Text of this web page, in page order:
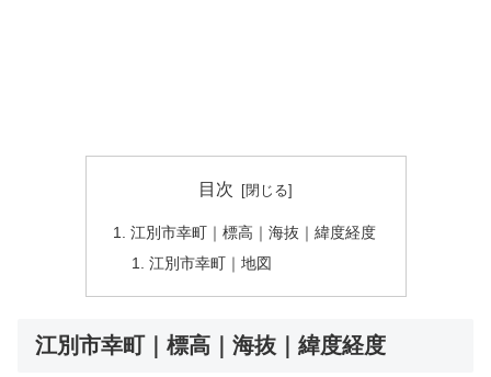
目次
江別市幸町｜標高｜海抜｜緯度経度
江別市幸町｜地図
江別市幸町｜標高｜海抜｜緯度経度